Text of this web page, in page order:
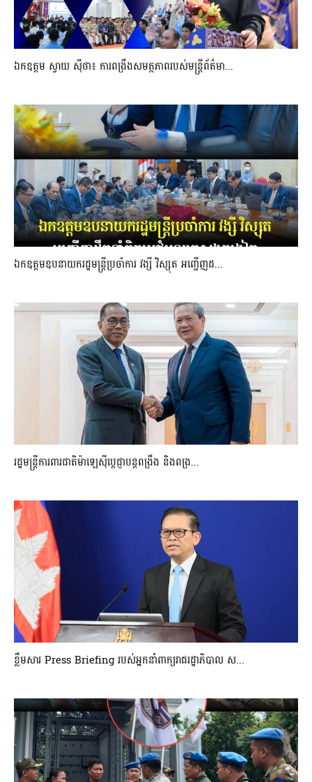
ឯកឧត្តម ស្វាយ ស៊ីថា៖ ការពង្រឹងសមត្ថភាពរបស់មន្ត្រីព័ត៌មា...
ឯកឧត្តមឧបនាយករដ្ឋមន្រ្តីប្រចាំការ វង្សី វិស្សុត អញ្ជើញដ...
រដ្ឋមន្ត្រីការពារជាតិម៉ាឡេស៊ីប្ដេជ្ញាបន្តពង្រឹង និងពង្រ...
ខ្លឹមសារ Press Briefing របស់អ្នកនាំពាក្យរាជរដ្ឋាភិបាល ស...